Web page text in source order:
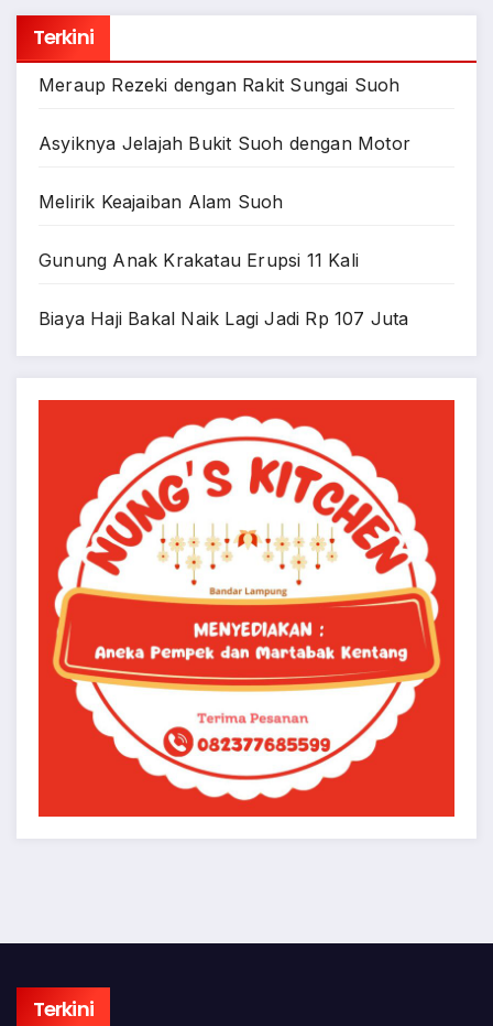
Terkini
Meraup Rezeki dengan Rakit Sungai Suoh
Asyiknya Jelajah Bukit Suoh dengan Motor
Melirik Keajaiban Alam Suoh
Gunung Anak Krakatau Erupsi 11 Kali
Biaya Haji Bakal Naik Lagi Jadi Rp 107 Juta
Terkini